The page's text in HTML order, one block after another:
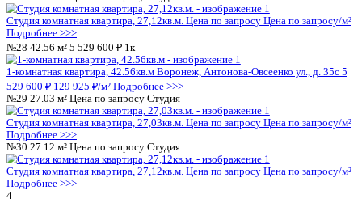
Подъезд 1
2
№1 26.46 м² Цена по запросу Студия
Студия комнатная квартира, 26,46кв.м.
Подробнее >>>
№2 26.28 м² Цена по запросу Студия
Студия комнатная квартира, 26,28кв.м. Цена по запросу
Подробнее >>>
№3 40.85 м²